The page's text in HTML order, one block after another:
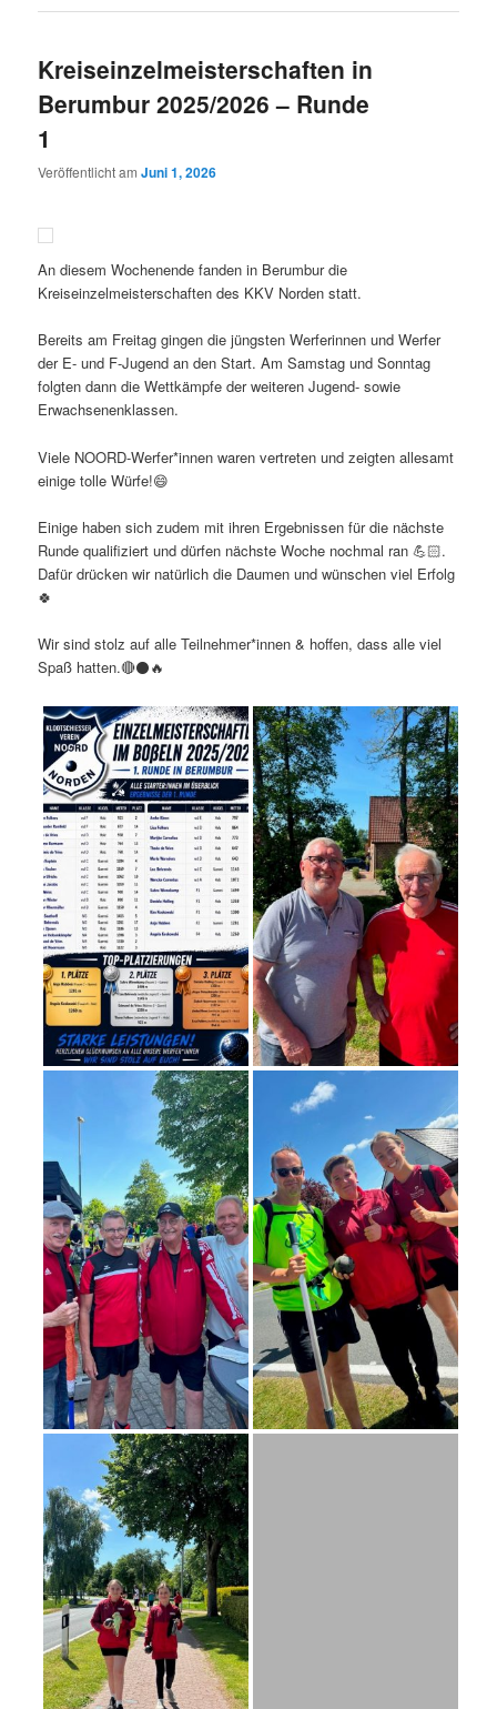
Kreiseinzelmeisterschaften in
Berumbur 2025/2026 – Runde
1
Veröffentlicht amJuni 1, 2026
An diesem Wochenende fanden in Berumbur die
Kreiseinzelmeisterschaften des KKV Norden statt.
Bereits am Freitag gingen die jüngsten Werferinnen und Werfer
der E- und F-Jugend an den Start. Am Samstag und Sonntag
folgten dann die Wettkämpfe der weiteren Jugend- sowie
Erwachsenenklassen.
Viele NOORD-Werfer*innen waren vertreten und zeigten allesamt
einige tolle Würfe!😄
Einige haben sich zudem mit ihren Ergebnissen für die nächste
Runde qualifiziert und dürfen nächste Woche nochmal ran 💪🏻.
Dafür drücken wir natürlich die Daumen und wünschen viel Erfolg
🍀
Wir sind stolz auf alle Teilnehmer*innen & hoffen, dass alle viel
Spaß hatten.🔴⚫️🔥